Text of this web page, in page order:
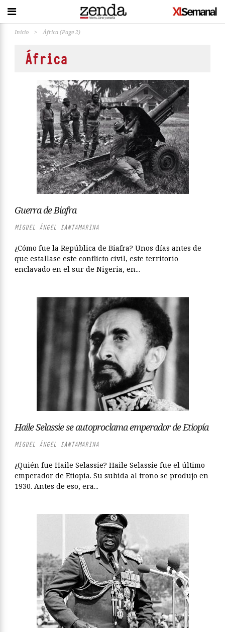
Inicio > África (Page 2)
África
Guerra de Biafra
MIGUEL ÁNGEL SANTAMARINA
¿Cómo fue la República de Biafra? Unos días antes de
que estallase este conflicto civil, este territorio
enclavado en el sur de Nigeria, en...
Haile Selassie se autoproclama emperador de Etiopía
MIGUEL ÁNGEL SANTAMARINA
¿Quién fue Haile Selassie? Haile Selassie fue el último
emperador de Etiopía. Su subida al trono se produjo en
1930. Antes de eso, era...